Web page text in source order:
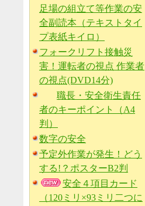
足場の組立て等作業の安
全副読本（テキストタイ
プ表紙キイロ）
フォークリフト接触災
害！運転者の視点 作業者
の視点(DVD14分)
職長・安全衛生責任
者のキーポイント（A4
判）
数字の安全
予定外作業が発生！どう
する!？ポスターB2判
安全４項目カード
（120ミリ×93ミリ二つに